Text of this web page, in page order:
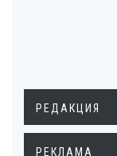
РЕДАКЦИЯ
РЕКЛАМА